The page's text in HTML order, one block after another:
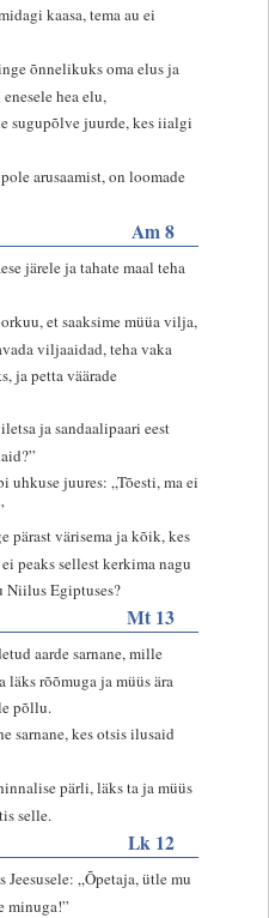
kaasa, tema au ei
õnnelikuks oma elus ja
hea elu,
sugupõlve juurde, kes iialgi
arusaamist, on loomade
Am 8
järele ja tahate maal teha
et saaksime müüa vilja,
viljaaidad, teha vaka
ja petta väärade
ja sandaalipaari eest
uhkuse juures: „Tõesti, ma ei
pärast värisema ja kõik, kes
peaks sellest kerkima nagu
Niilus Egiptuses?
Mt 13
aarde sarnane, mille
rõõmuga ja müüs ära
põllu.
sarnane, kes otsis ilusaid
pärli, läks ta ja müüs
selle.
Lk 12
Jeesusele: „Õpetaja, ütle mu
minuga!”